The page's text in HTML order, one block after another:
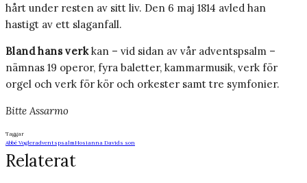
hårt under resten av sitt liv. Den 6 maj 1814 avled han
hastigt av ett slaganfall.
Bland hans verkkan – vid sidan av vår advents­psalm –
nämnas 19 operor, fyra baletter, kam­marmusik, verk för
orgel och verk för kör och orkester samt tre symfonier.
Bitte Assarmo
Taggar
Abbé VogleradventspsalmHosianna Davids son
Relaterat